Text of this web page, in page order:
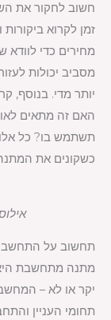
חשוב לחקור את
זמן לקרוא
מחירים כדי
מסביב יכולות
יותר מדי. בנוסף,
האם זה מתאים
תשתמש בו? כל
כשקונים את
תחשוב על
מתנה מתחשבת
יקר או לא –
תחומי העניין